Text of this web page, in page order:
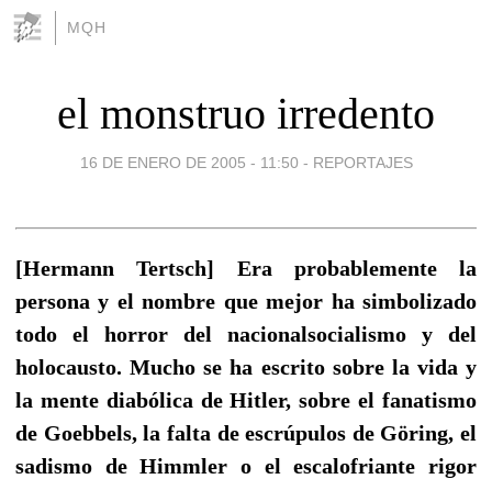
MQH
el monstruo irredento
16 DE ENERO DE 2005 - 11:50 - REPORTAJES
[Hermann Tertsch] Era probablemente la
persona y el nombre que mejor ha simbolizado
todo el horror del nacionalsocialismo y del
holocausto. Mucho se ha escrito sobre la vida y
la mente diabólica de Hitler, sobre el fanatismo
de Goebbels, la falta de escrúpulos de Göring, el
sadismo de Himmler o el escalofriante rigor